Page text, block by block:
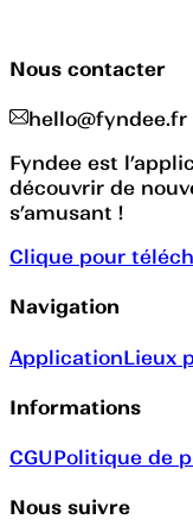
Nous contacter
hello@fyndee.fr
Fyndee est
découvrir de
s’amusant !
Clique pour
Navigation
ApplicationLieux
Informations
CGUPolitique de
Nous suivre